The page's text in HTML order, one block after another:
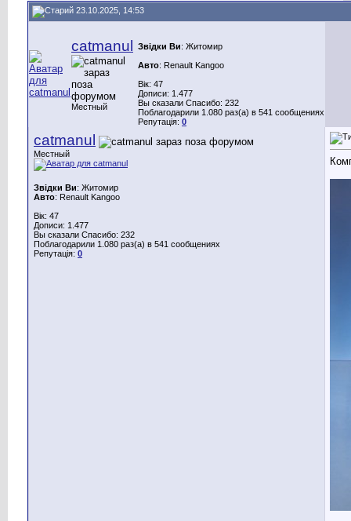
23.10.2025, 14:53
catmanul
Местный
Звідки Ви: Житомир
Авто: Renault Kangoo
Вік: 47
Дописи: 1.477
Вы сказали Спасибо: 232
Поблагодарили 1.080 раз(а) в 541 сообщениях
Репутація: 0
catmanul
Местный
Звідки Ви: Житомир
Авто: Renault Kangoo
Вік: 47
Дописи: 1.477
Вы сказали Спасибо: 232
Поблагодарили 1.080 раз(а) в 541 сообщениях
Репутація: 0